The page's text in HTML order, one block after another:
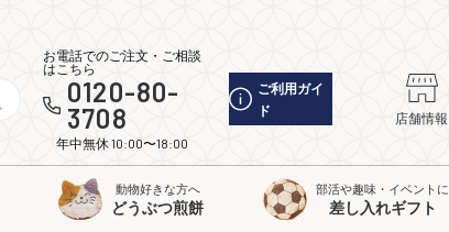
お電話でのご注文・ご相談
はこちら
0120-80-
3708
年中無休 10:00〜18:00
ご利用ガイ
ド
店舗情報
動物好きな方へ
どうぶつ煎餅
部活や趣味・イベントに
差し入れギフト